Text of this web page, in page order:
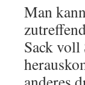
Man
Sack voll